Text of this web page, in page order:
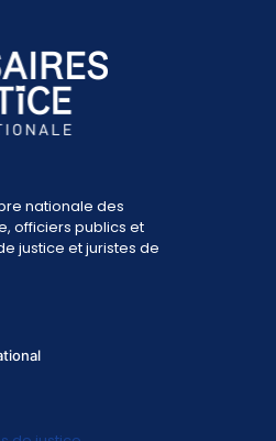
nationale des
officiers publics et
justice et juristes de